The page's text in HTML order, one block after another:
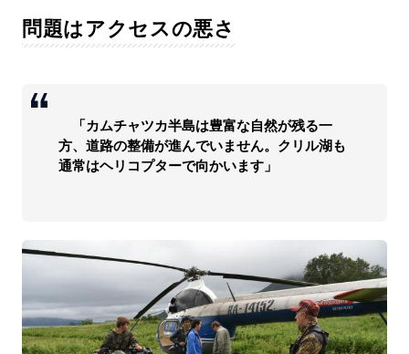
問題はアクセスの悪さ
「カムチャツカ半島は豊富な自然が残る一
方、道路の整備が進んでいません。クリル湖も
通常はヘリコプターで向かいます」